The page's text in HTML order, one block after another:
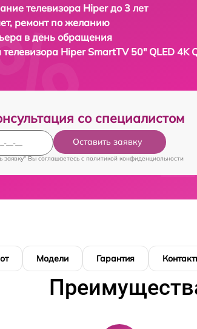
телевизора Hiper до 3 лет
ремонт по желанию
в день обращения
Hiper SmartTV 50" QLED 4K
со специалистом
Оставить заявку
Вы соглашаетесь c политикой конфиденциальности
Модели Гарантия